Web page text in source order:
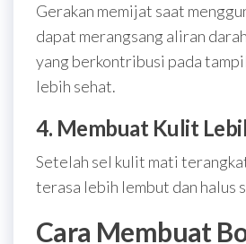
Gerakan memijat saat
dapat merangsang aliran
yang berkontribusi pada
lebih sehat.
4. Membuat Kulit
Setelah sel kulit mati
terasa lebih lembut dan halus
Cara Membuat